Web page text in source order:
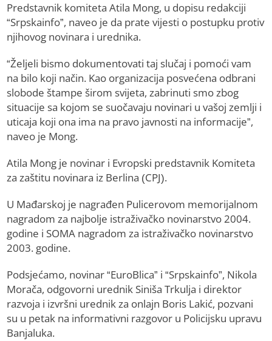
Predstavnik komiteta Atila Mong, u dopisu redakciji
“Srpskainfo”, naveo je da prate vijesti o postupku protiv
njihovog novinara i urednika.
“Željeli bismo dokumentovati taj slučaj i pomoći vam
na bilo koji način. Kao organizacija posvećena odbrani
slobode štampe širom svijeta, zabrinuti smo zbog
situacije sa kojom se suočavaju novinari u vašoj zemlji i
uticaja koji ona ima na pravo javnosti na informacije”,
naveo je Mong.
Atila Mong je novinar i Evropski predstavnik Komiteta
za zaštitu novinara iz Berlina (CPJ).
U Mađarskoj je nagrađen Pulicerovom memorijalnom
nagradom za najbolje istraživačko novinarstvo 2004.
godine i SOMA nagradom za istraživačko novinarstvo
2003. godine.
Podsjećamo, novinar “EuroBlica” i “Srpskainfo”, Nikola
Morača, odgovorni urednik Siniša Trkulja i direktor
razvoja i izvršni urednik za onlajn Boris Lakić, pozvani
su u petak na informativni razgovor u Policijsku upravu
Banjaluka.